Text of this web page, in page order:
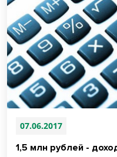
07.06.2017
1,5 млн рублей -